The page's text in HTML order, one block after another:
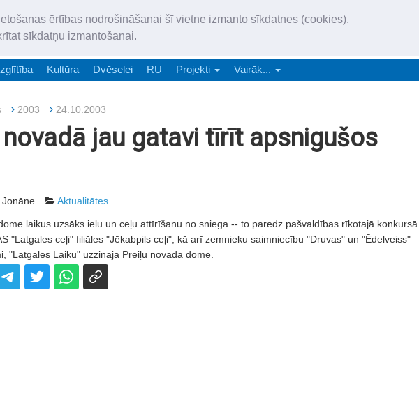
ērtības nodrošināšanai šī vietne izmanto sīkdatnes (cookies).
sīkdatņu izmantošanai.
„Latgales Laiks” latviešu valodā aptver Daugavpils valstspilsētu,
Kultūra Dvēselei RU Projekti Vairāk...
2003 24.10.2003
novadā jau gatavi tīrīt apsnigušos
Jonāne Aktualitātes
laikus uzsāks ielu un ceļu attīrīšanu no sniega -- to paredz pašvaldības rīkotajā konkursā
"Latgales ceļi" filiāles "Jēkabpils ceļi", kā arī zemnieku saimniecību "Druvas" un "Ēdelveiss"
"Latgales Laiku" uzzināja Preiļu novada domē.